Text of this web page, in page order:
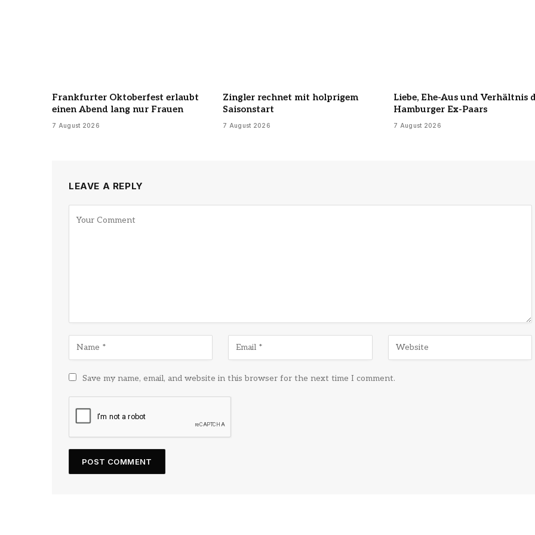
Frankfurter Oktoberfest erlaubt
einen Abend lang nur Frauen
7 August 2026
Zingler rechnet mit holprigem
Saisonstart
7 August 2026
Liebe, Ehe-Aus und Verhältnis
Hamburger Ex-Paars
7 August 2026
LEAVE A REPLY
Save my name, email, and website in this browser for the next time I comment.